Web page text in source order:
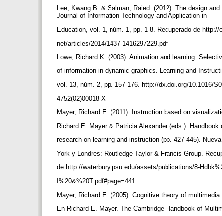
Lee, Kwang B. & Salman, Raied. (2012). The design
Journal of Information Technology and Application in
Education, vol. 1, núm. 1, pp. 1-8. Recuperado de
net/articles/2014/1437-1416297229.pdf
Lowe, Richard K. (2003). Animation and learning:
of information in dynamic graphics. Learning and
vol. 13, núm. 2, pp. 157-176. http://dx.doi.org/10.1016/
4752(02)00018-X
Mayer, Richard E. (2011). Instruction based on
Richard E. Mayer & Patricia Alexander (eds.). Handbook
research on learning and instruction (pp. 427-445).
York y Londres: Routledge Taylor & Francis Group.
de http://waterbury.psu.edu/assets/publications/8-
I%20&%20T.pdf#page=441
Mayer, Richard E. (2005). Cognitive theory of
En Richard E. Mayer. The Cambridge Handbook of